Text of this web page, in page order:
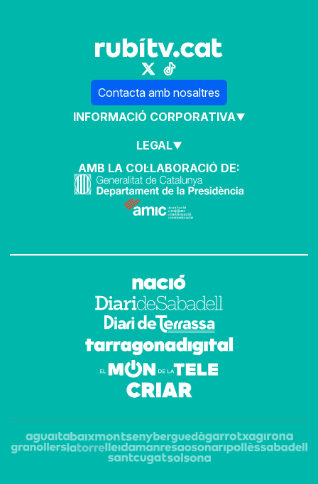
Contacta amb nosaltres
INFORMACIÓ CORPORATIVA
LEGAL
AMB LA COL·LABORACIÓ DE: